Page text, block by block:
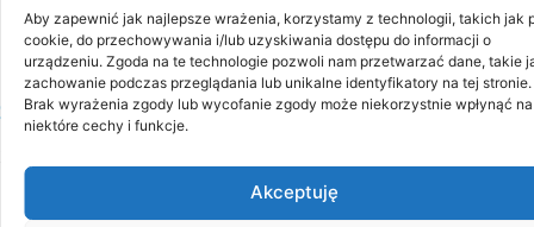
Aby zapewnić jak najlepsze wrażenia, korzystamy z technologii, takich jak
cookie, do przechowywania i/lub uzyskiwania dostępu do informacji o
urządzeniu. Zgoda na te technologie pozwoli nam przetwarzać dane, takie
zachowanie podczas przeglądania lub unikalne identyfikatory na tej stronie.
Brak wyrażenia zgody lub wycofanie zgody może niekorzystnie wpłynąć na
niektóre cechy i funkcje.
Akceptuję
Pełne ubezpieczenie– bezpieczeństwo dla Ciebie, Twojego mienia i
naszych pracowników.
Skontaktuj się i zamów podnośnik koszowy
wyceń usług